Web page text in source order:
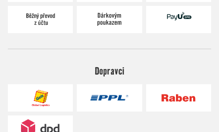
Dopravci